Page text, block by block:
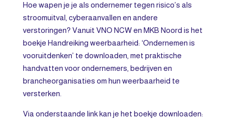
Hoe wapen je je als ondernemer tegen risico’s als
stroomuitval, cyberaanvallen en andere
verstoringen? Vanuit VNO NCW en MKB Noord is het
boekje Handreiking weerbaarheid: ‘Ondernemen is
vooruitdenken’ te downloaden, met praktische
handvatten voor ondernemers, bedrijven en
brancheorganisaties om hun weerbaarheid te
versterken.
Via onderstaande link kan je het boekje downloaden: